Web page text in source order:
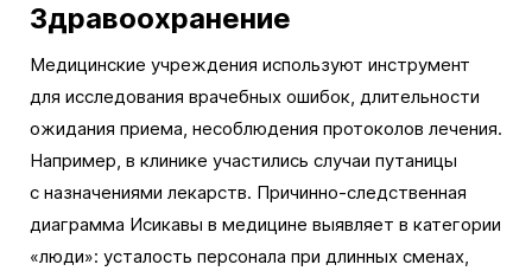
Здравоохранение
Медицинские учреждения используют инструмент
для исследования врачебных ошибок, длительности
ожидания приема, несоблюдения протоколов лечения.
Например, в клинике участились случаи путаницы
с назначениями лекарств. Причинно-следственная
диаграмма Исикавы в медицине выявляет в категории
«люди»: усталость персонала при длинных сменах,